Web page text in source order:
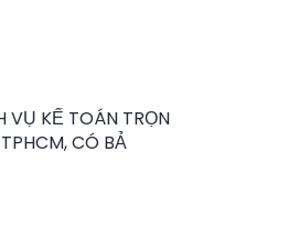
VỤ KẾ TOÁN TRỌN
CÓ BẢ